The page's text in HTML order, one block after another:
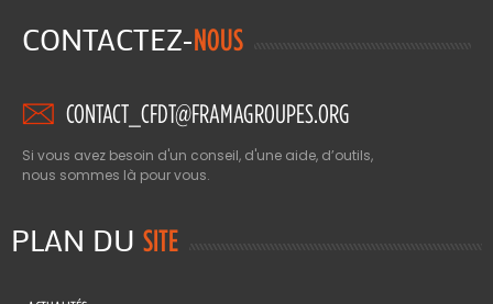
CONTACTEZ-NOUS
CONTACT_CFDT@FRAMAGROUPES.ORG
Si vous avez besoin d'un conseil, d'une aide, d’outils,
nous sommes là pour vous.
PLAN DU SITE